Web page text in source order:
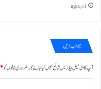
1 دن ago
جواب دیں
آپ کا ای میل ایڈریس شائع نہیں کیا جائے گا۔ضروری خانوں کو*